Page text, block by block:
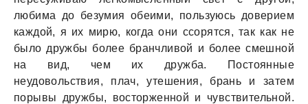
любима до безумия обеими, пользуюсь доверием
каждой, я их мирю, когда они ссорятся, так как не
было дружбы более бранчливой и более смешной
на вид, чем их дружба. Постоянные
неудовольствия, плач, утешения, брань и затем
порывы дружбы, восторженной и чувствительной.